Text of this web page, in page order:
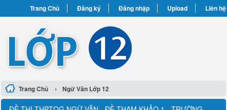
Trang Chủ Đăng ký Đăng nhập Upload Liên hệ
Trang Chủ › Ngữ Văn Lớp 12